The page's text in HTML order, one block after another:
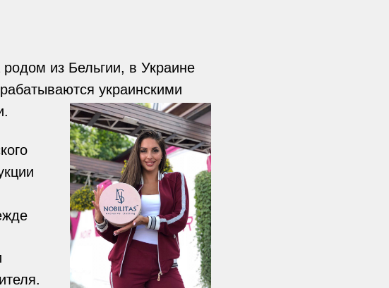
из Бельгии, в Украине
украинскими